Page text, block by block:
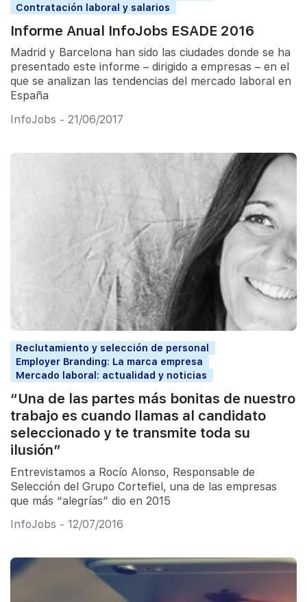
Contratación laboral y salarios
Informe Anual InfoJobs ESADE 2016
Madrid y Barcelona han sido las ciudades donde se ha
presentado este informe – dirigido a empresas – en el
que se analizan las tendencias del mercado laboral en
España
InfoJobs - 21/06/2017
Reclutamiento y selección de personal
Employer Branding: La marca empresa
Mercado laboral: actualidad y noticias
“Una de las partes más bonitas de nuestro
trabajo es cuando llamas al candidato
seleccionado y te transmite toda su
ilusión”
Entrevistamos a Rocío Alonso, Responsable de
Selección del Grupo Cortefiel, una de las empresas
que más “alegrías” dio en 2015
InfoJobs - 12/07/2016